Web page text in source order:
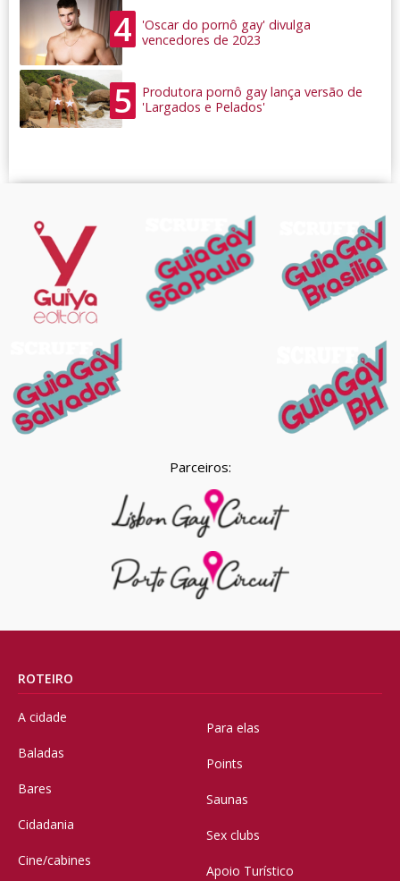
4
'Oscar do pornô gay' divulga
vencedores de 2023
5
Produtora pornô gay lança versão de
'Largados e Pelados'
Parceiros:
ROTEIRO
A cidade
Baladas
Bares
Cidadania
Cine/cabines
Para elas
Points
Saunas
Sex clubs
Apoio Turístico